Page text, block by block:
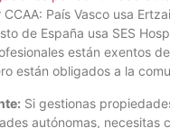
País Vasco usa
de España usa SES
están exentos
están obligados a la
Si gestionas
autónomas, necesitas